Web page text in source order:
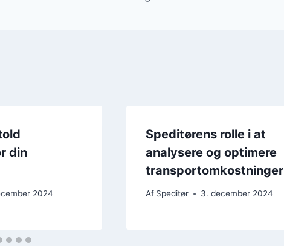
din
2024
Speditørens rolle i at
analysere og optimere
transportomkostninger
Af Speditør 3. december 2024